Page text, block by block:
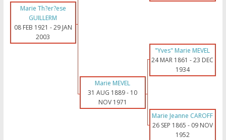
Marie Th?er?ese
GUILLERM
08 FEB 1921 -29 JAN
2003
"Yves" Marie MEVEL
24 MAR 1861 -23 DEC
1934
Marie MEVEL
31 AUG 1889- 10
NOV 1971
Marie Jeanne CAROFF
26 SEP 1865 - 09 NOV
1952